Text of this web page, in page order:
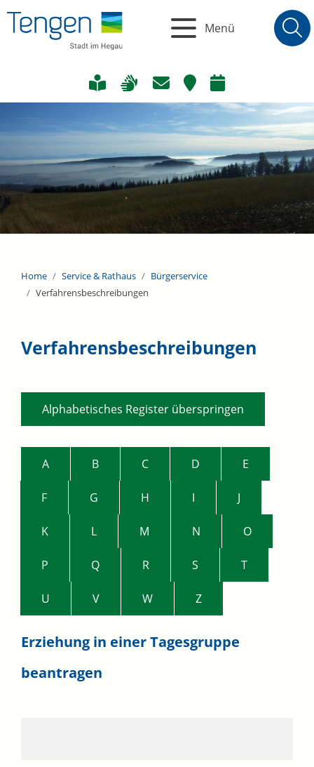
Menü
Home Service & Rathaus
Bürgerservice
Verfahrensbeschreibungen
Verfahrensbeschreibungen
Alphabetisches Register überspringen
A B C D E
F G H I J
K L M N O
P Q R S T
U V W Z
Erziehung in einer Tagesgruppe
beantragen